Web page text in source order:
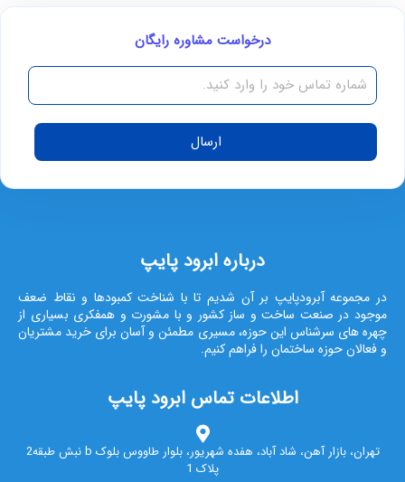
درخواست مشاوره رایگان
ارسال
درباره ابرود پایپ
در مجموعه آبرودپایپ بر آن شدیم تا با شناخت کمبودها و نقاط ضعف
موجود در صنعت ساخت و ساز کشور و با مشورت و همفکری بسیاری از
چهره های سرشناس این حوزه، مسیری مطمئن و آسان برای خرید مشتریان
و فعالان حوزه ساختمان را فراهم کنیم.
اطلاعات تماس ابرود پایپ
تهران، بازار آهن، شاد آباد، هفده شهریور، بلوار طاووس بلوک b نبش طبقه2
پلاک 1